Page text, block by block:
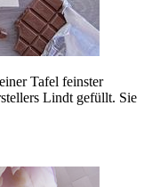
Tafel feinster
Lindt gefüllt. Sie